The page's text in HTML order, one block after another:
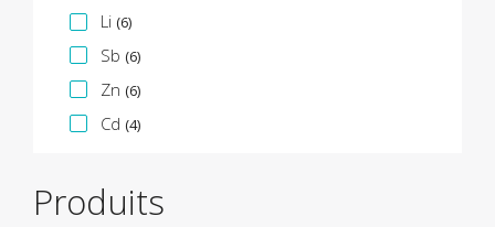
Li (6)
Sb (6)
Zn (6)
Cd (4)
Produits